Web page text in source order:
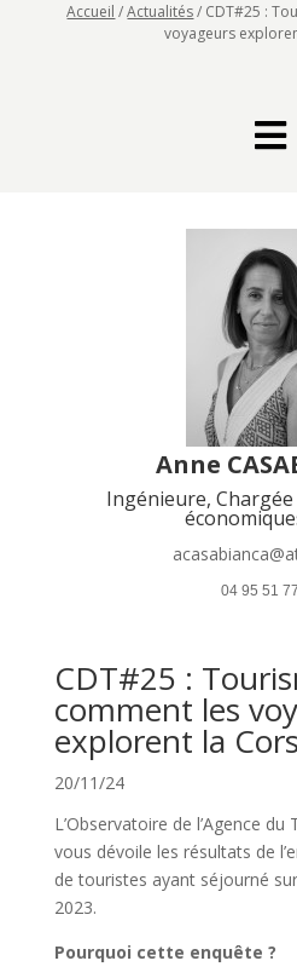
Accueil /Actualités/ CDT#25 :
voyageurs

Anne
Ingénieure, Chargée
04 95 51
CDT#25 :
comment les
explorent la
20/11/24
L’Observatoire de l’Agence
vous dévoile les résultats de
de touristes ayant séjourné
2023.
Pourquoi cette enquête ?